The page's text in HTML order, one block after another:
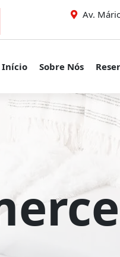
Av.
Início Sobre Nós